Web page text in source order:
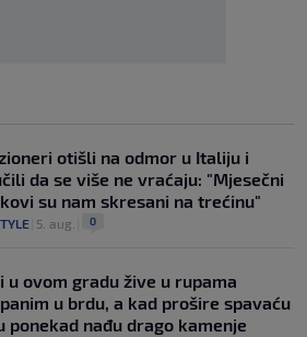
otišli na odmor u Italiju i
da se više ne vraćaju: "Mjesečni
su nam skresani na trećinu"
5. aug. 0
u ovom gradu žive u rupama
u brdu, a kad prošire spavaću
ponekad nađu drago kamenje